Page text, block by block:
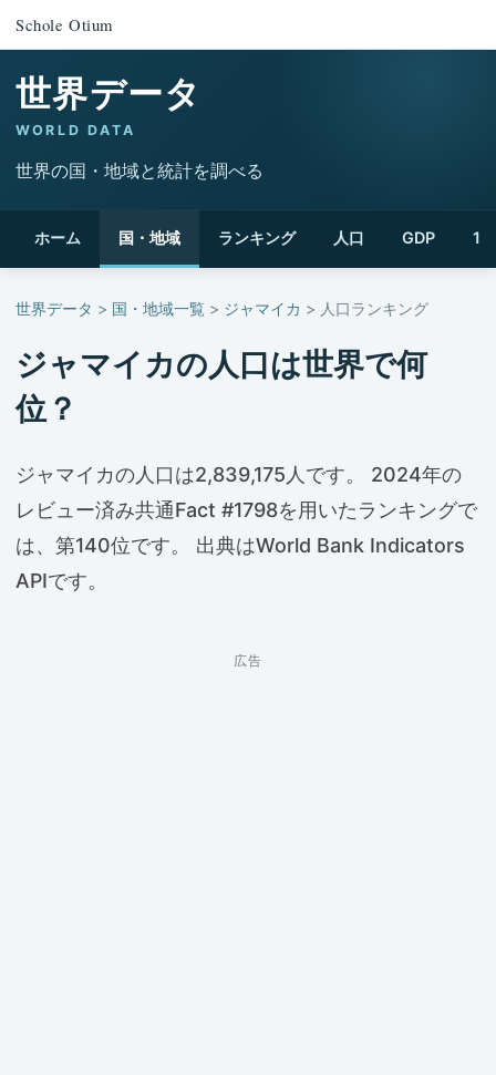
Schole Otium
世界データ
WORLD DATA
世界の国・地域と統計を調べる
ホーム 国・地域 ランキング 人口 GDP 1
世界データ > 国・地域一覧 > ジャマイカ > 人口ランキング
ジャマイカの人口は世界で何
位？
ジャマイカの人口は2,839,175人です。 2024年の
レビュー済み共通Fact #1798を用いたランキングで
は、第140位です。 出典はWorld Bank Indicators
APIです。
広告